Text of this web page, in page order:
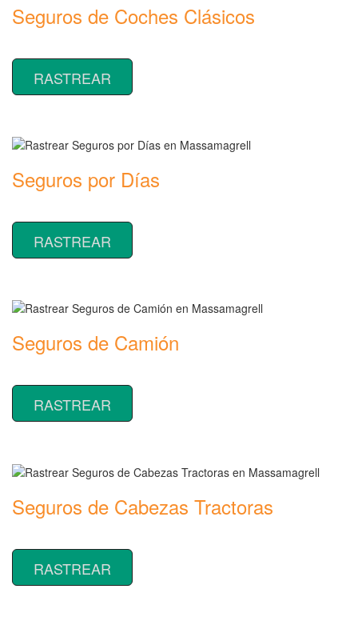
Seguros de Coches Clásicos
RASTREAR
Seguros por Días
RASTREAR
Seguros de Camión
RASTREAR
Seguros de Cabezas Tractoras
RASTREAR